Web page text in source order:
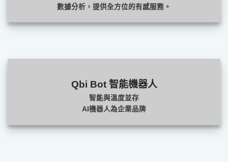
數據分析，提供全方位的有感服務。
Qbi Bot 智能機器人
智能與溫度並存
AI機器人為企業品牌